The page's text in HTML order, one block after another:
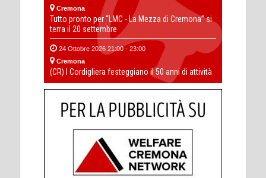
Cremona
Tutto pronto per “LMC - La Mezza di Cremona” si
terra il 20 settembre
24 Ottobre 2026 21:00 - 23:00
Cremona
(CR) I Cordigliera festeggiano il 50 anni di attività